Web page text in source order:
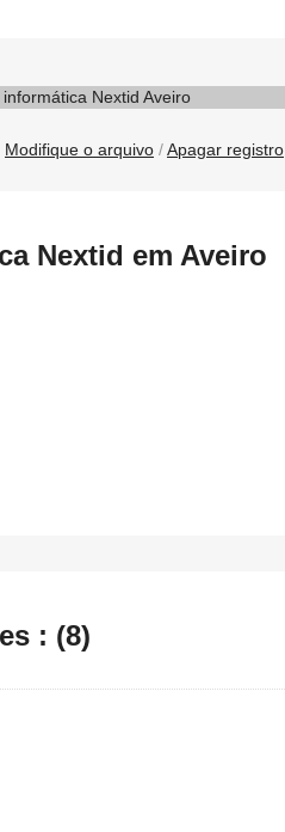
Modifique o arquivo /Apagar registro
Nextid em Aveiro
: (8)